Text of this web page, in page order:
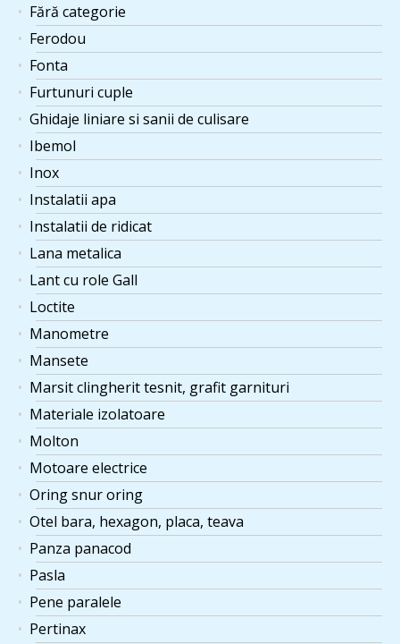
Fără categorie
Ferodou
Fonta
Furtunuri cuple
Ghidaje liniare si sanii de culisare
Ibemol
Inox
Instalatii apa
Instalatii de ridicat
Lana metalica
Lant cu role Gall
Loctite
Manometre
Mansete
Marsit clingherit tesnit, grafit garnituri
Materiale izolatoare
Molton
Motoare electrice
Oring snur oring
Otel bara, hexagon, placa, teava
Panza panacod
Pasla
Pene paralele
Pertinax